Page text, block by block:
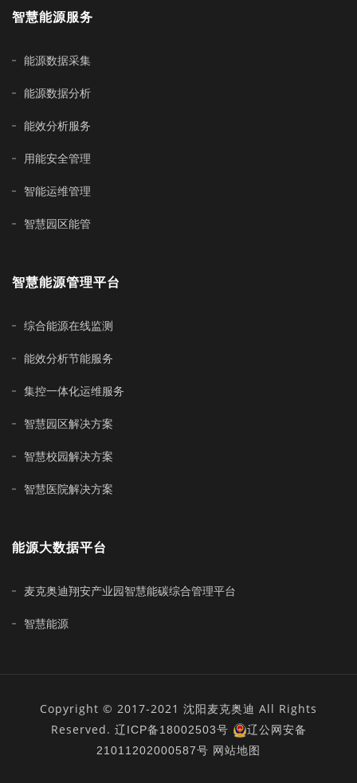
智慧能源服务
能源数据采集
能源数据分析
能效分析服务
用能安全管理
智能运维管理
智慧园区能管
智慧能源管理平台
综合能源在线监测
能效分析节能服务
集控一体化运维服务
智慧园区解决方案
智慧校园解决方案
智慧医院解决方案
能源大数据平台
麦克奥迪翔安产业园智慧能碳综合管理平台
智慧能源
Copyright © 2017-2021 沈阳麦克奥迪 All Rights
Reserved. 辽ICP备18002503号
辽公网安备
21011202000587号 网站地图